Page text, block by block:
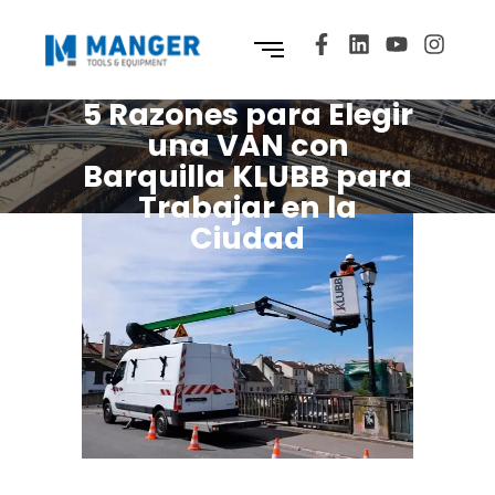
5 Razones para Elegir
una VAN con
Barquilla KLUBB para
Trabajar en la
Ciudad